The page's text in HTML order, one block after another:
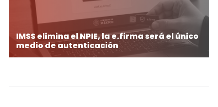
IMSS elimina el NPIE, la e.firma será el único
medio de autenticación